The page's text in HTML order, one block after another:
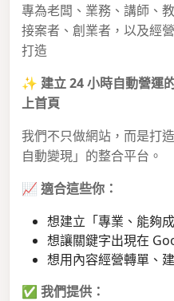
專為老闆、業務、講師、
接案者、創業者，以及經
打造
✨ 建立 24 小時自動營運
上首頁
我們不只做網站，而是打
自動變現」的整合平台。
📈 適合這些你：
想建立「專業、能夠
想讓關鍵字出現在
想用內容經營轉單、
✅ 我們提供：